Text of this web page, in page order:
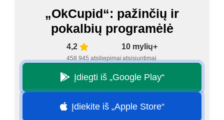
„OkCupid“: pažinčių ir
pokalbių programėlė
4,2
458 945 atsiliepimai
10 mylių+
atsisiuntimai
Įdiegti iš „Google Play“
Įdiekite iš „Apple Store“